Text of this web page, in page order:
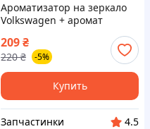
Ароматизатор на зеркало
Volkswagen + аромат
209₴
220 ₴ -5%
Купить
Запчастинки
4.5